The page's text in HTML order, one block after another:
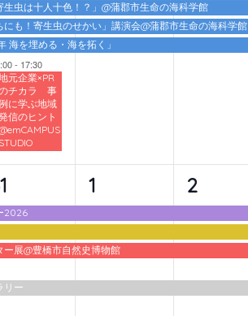
虫は十人十色！？」@蒲郡市生命の海科学館
も！寄生虫のせかい」講演会@蒲郡市生命の海科学館
海を埋める・海を拓く」
- 17:30
元企業×PR
チカラ 事
に学ぶ地域
信のヒント
STUDIO
2026
展@豊橋市自然史博物館
リー
,
6
イ
ベ
ト,
1
6
イ
ベ
ト,
2